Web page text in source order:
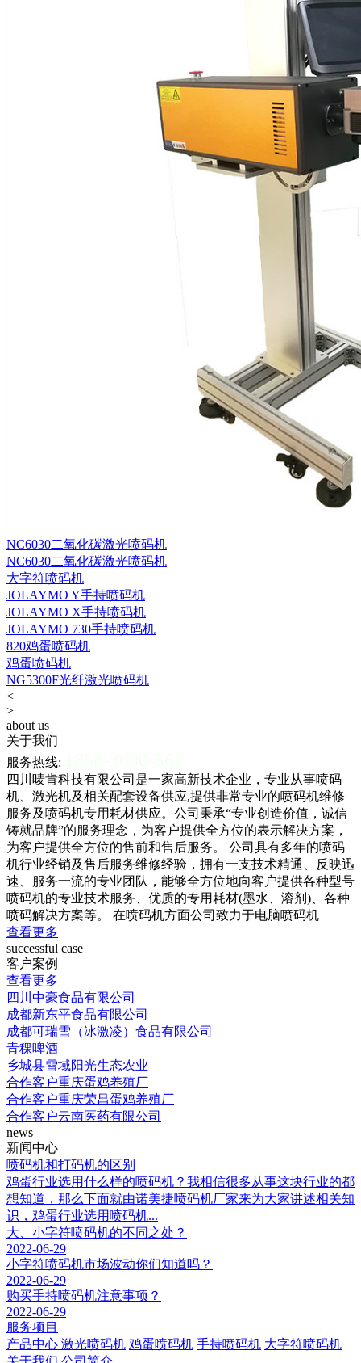
NC6030二氧化碳激光喷码机
NC6030二氧化碳激光喷码机
大字符喷码机
JOLAYMO Y手持喷码机
JOLAYMO X手持喷码机
JOLAYMO 730手持喷码机
820鸡蛋喷码机
鸡蛋喷码机
NG5300F光纤激光喷码机
<
>
about us
关于我们
服务热线:
四川唛肯科技有限公司是一家高新技术企业，专业从事喷码
机、激光机及相关配套设备供应,提供非常专业的喷码机维修
服务及喷码机专用耗材供应。公司秉承“专业创造价值，诚信
铸就品牌”的服务理念，为客户提供全方位的表示解决方案，
为客户提供全方位的售前和售后服务。 公司具有多年的喷码
机行业经销及售后服务维修经验，拥有一支技术精通、反映迅
速、服务一流的专业团队，能够全方位地向客户提供各种型号
喷码机的专业技术服务、优质的专用耗材(墨水、溶剂)、各种
喷码解决方案等。 在喷码机方面公司致力于电脑喷码机
查看更多
successful case
客户案例
查看更多
四川中豪食品有限公司
成都新东平食品有限公司
成都可瑞雪（冰激凌）食品有限公司
青稞啤酒
乡城县雪域阳光生态农业
合作客户重庆蛋鸡养殖厂
合作客户重庆荣昌蛋鸡养殖厂
合作客户云南医药有限公司
news
新闻中心
喷码机和打码机的区别
鸡蛋行业选用什么样的喷码机？我相信很多从事这块行业的都
想知道，那么下面就由诺美捷喷码机厂家来为大家讲述相关知
识，鸡蛋行业选用喷码机...
大、小字符喷码机的不同之处？
2022-06-29
小字符喷码机市场波动你们知道吗？
2022-06-29
购买手持喷码机注意事项？
2022-06-29
服务项目
产品中心 激光喷码机 鸡蛋喷码机 手持喷码机 大字符喷码机